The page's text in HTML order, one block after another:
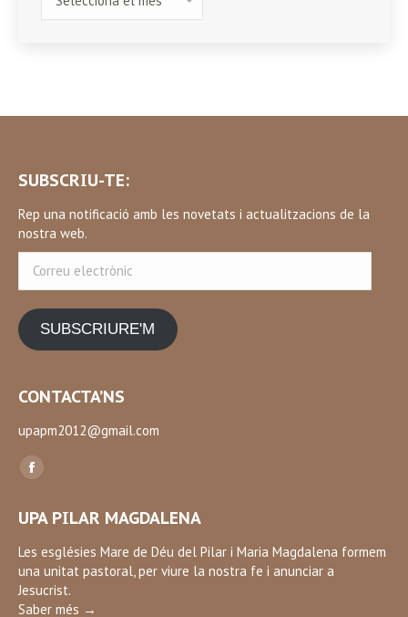
SUBSCRIU-TE:
Rep una notificació amb les novetats i actualitzacions de la
nostra web.
electrònic
SUBSCRIURE'M
CONTACTA’NS
upapm2012@gmail.com
Find us on:
Facebook
opens
in
new
window
UPA PILAR MAGDALENA
Les esglésies Mare de Déu del Pilar i Maria Magdalena formem
una unitat pastoral, per viure la nostra fe i anunciar a
Jesucrist.
Saber més →